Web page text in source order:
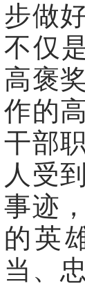
步做
不仅
高褒
作的
干部
人受
事迹
的英
当、